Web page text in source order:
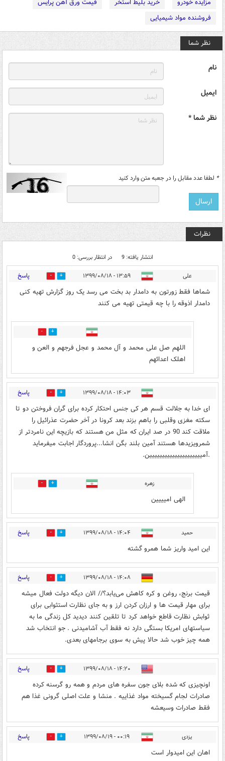
مزایده خودرو خرید بلیط استخر
قیمت ورق آهن پرایس
فروشنده مواد شیمیایی
نظر شما
نام
ایمیل
نظر شما *
* لطفا عدد مقابل را در جعبه متن وارد کنید
نظرات
انتشار یافته: 9 در انتظار بررسی: 0
علی ۱۳:۵۹ - ۱۳۹۹/۰۸/۱۸ 6 پاسخ
شماها فقط زورتون به دامدار بد بخت می رسد یک روز گزارش تهیه کنی
دامدار اذوقه را با چه قیمتی تهیه می کنند
0
اللهم صل علی محمد و آل محمد و عجل فرجهم و العن و
اهلک اعدائهم
۱۴:۰۳ - ۱۳۹۹/۰۸/۱۸ 11 پاسخ
ای خدا به جلالت قسم هر کی جنس احتکار کرده برای گران فروختن دو تا
سکته مغزی وقلبی را باهم بزند بعد کرونا در آخر حضرت عذرائیل را
ملاقت کند 90 در صد ایران که مثل من هستند که بازیچه این نامردتر از
شمرویزیدها هستند آمین بلند بگن انشا...پروردگار اجابت میفرماید
.آمییییییییییییییییییییین.
زهره 2
الهی امیییین
حمید ۱۴:۰۴ - ۱۳۹۹/۰۸/۱۸ 0 پاسخ
این امید واریز شما همرو گشته
۱۴:۰۸ - ۱۳۹۹/۰۸/۱۸ 6 پاسخ
قیمت برنج، روغن و کره کاهش می‌یابد؟// الان دیگه دولت فعال میشه
برای مهار قیمت ها و ارزان کردن ارز و به جای نظارت استثوابی برای
ثوابش نظارت قاطع خواهد کرد تا تلقین کنند دیدید کل زندگی ما به
سیاستهای امریکا بستگی دارد نه فقط آب آشامیدنی . جو انتخاب شد
همه چیز خوب شد حالا پیش به سوی برجامهای بعدی.
۱۴:۲۰ - ۱۳۹۹/۰۸/۱۸ 8 پاسخ
اونچیزی که شده بلای جون سفره های مردم و همه رو گرسنه کرده
صادرات لجام گسیخته مواد غذاییه . منشا و علت اصلی گرونی غذا هم
فقط صادرات وسیعشه
یزدی ۰۰:۱۹ - ۱۳۹۹/۰۸/۱۹ 1 پاسخ
اهان این امیدوار است